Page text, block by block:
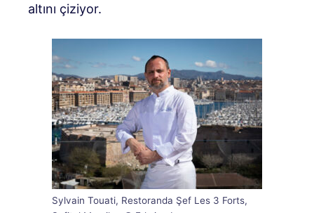
altını çiziyor.
Sylvain Touati, Restoranda Şef Les 3 Forts,